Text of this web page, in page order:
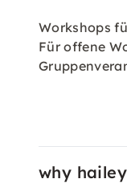
Workshops
Für offene
why